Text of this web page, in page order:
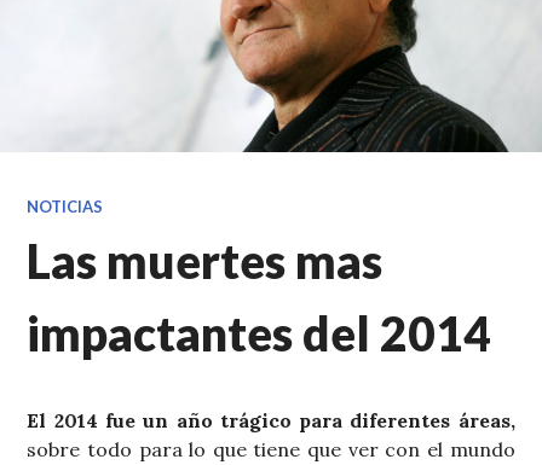
NOTICIAS
Las muertes mas
impactantes del 2014
El 2014 fue un año trágico para diferentes áreas,
sobre todo para lo que tiene que ver con el mundo